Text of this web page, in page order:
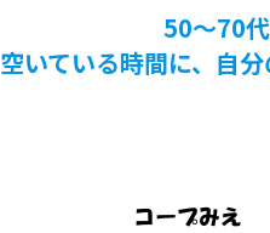
50～70
空いている時間に、自